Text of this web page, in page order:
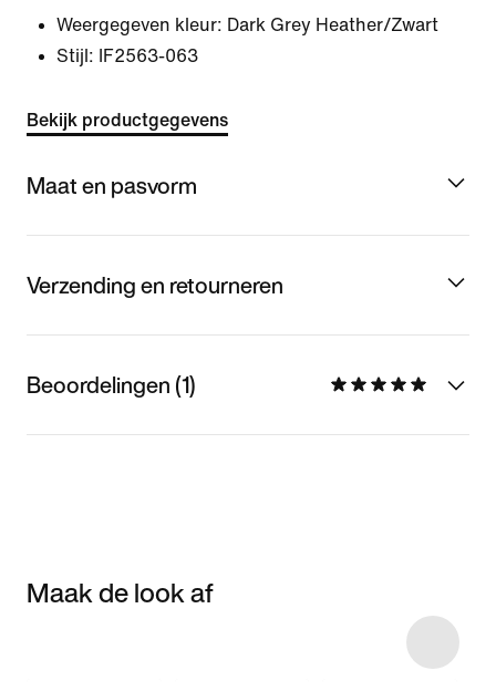
Weergegeven kleur: Dark Grey Heather/Zwart
Stijl:
IF2563-063
Bekijk productgegevens
Maat en pasvorm
Verzending en retourneren
Beoordelingen (1)
Maak de look af